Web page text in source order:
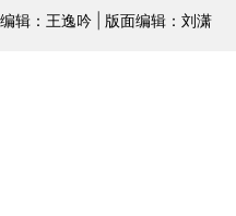
辑：王逸吟 | 版面编辑：刘潇